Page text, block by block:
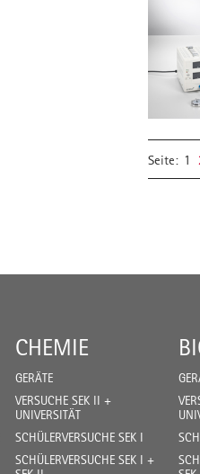
Seite: 1
CHEMIE
GERÄTE
VERSUCHE SEK II +
UNIVERSITÄT
SCHÜLERVERSUCHE SEK I
SCHÜLERVERSUCHE SEK I +